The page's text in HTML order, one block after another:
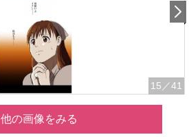
15 ／41
他の画像をみる